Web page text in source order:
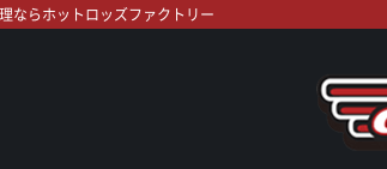
ならホットロッズファクトリーCAR SALES